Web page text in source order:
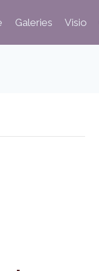
Galeries Visio